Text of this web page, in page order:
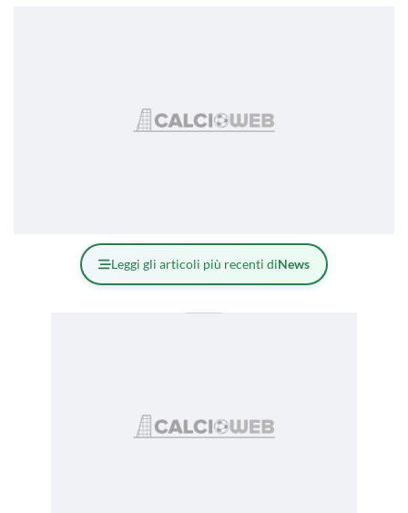
Leggi gli articoli più recenti diNews